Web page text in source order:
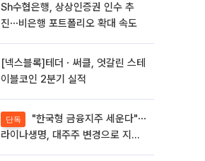
Sh수협은행, 상상인증권 인수 추
진⋯비은행 포트폴리오 확대 속도
[넥스블록]테더ㆍ써클, 엇갈린 스테
이블코인 2분기 실적
단독
라이나생명, 대주주 변경으로 지주